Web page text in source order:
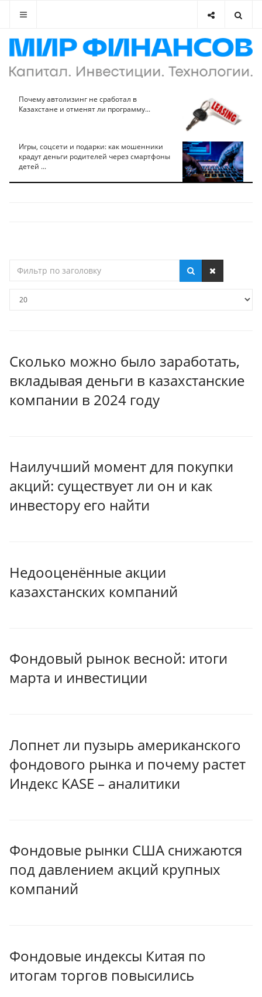
Почему автолизинг не сработал в
Казахстане и отменят ли программу...
Игры, соцсети и подарки: как мошенники
крадут деньги родителей через смартфоны
детей ...
по
Сколько можно было заработать,
вкладывая деньги в казахстанские
компании в 2024 году
Наилучший момент для покупки
акций: существует ли он и как
инвестору его найти
Недооценённые акции
казахстанских компаний
Фондовый рынок весной: итоги
марта и инвестиции
Лопнет ли пузырь американского
фондового рынка и почему растет
Индекс KASE – аналитики
Фондовые рынки США снижаются
под давлением акций крупных
компаний
Фондовые индексы Китая по
итогам торгов повысились